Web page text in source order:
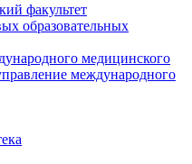
факультет
образовательных
медицинского
международного